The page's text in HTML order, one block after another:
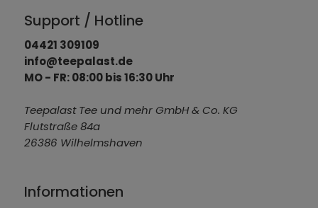
Support / Hotline
04421 309109
info@teepalast.de
MO - FR: 08:00 bis 16:30 Uhr
Teepalast Tee und mehr GmbH & Co. KG
Flutstraße 84a
26386 Wilhelmshaven
Informationen